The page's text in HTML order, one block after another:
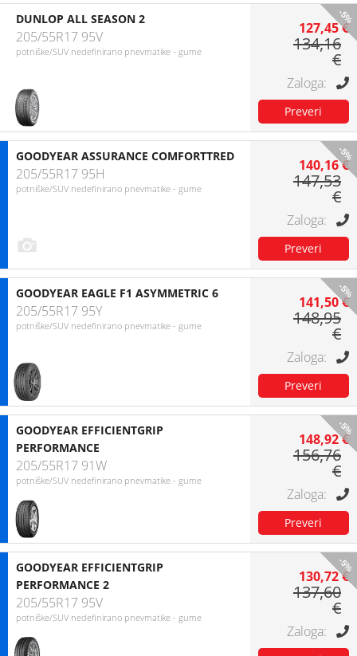
-5%
DUNLOP ALL SEASON 2
205/55R17 95V
potniške/SUV nedefinirano pnevmatike - gume
127,45 €
134,16
€
-5%
GOODYEAR ASSURANCE COMFORTTRED
205/55R17 95H
potniške/SUV nedefinirano pnevmatike - gume
140,16 €
147,53
€
-5%
GOODYEAR EAGLE F1 ASYMMETRIC 6
205/55R17 95Y
potniške/SUV nedefinirano pnevmatike - gume
141,50 €
148,95
€
-5%
GOODYEAR EFFICIENTGRIP
PERFORMANCE
205/55R17 91W
potniške/SUV nedefinirano pnevmatike - gume
148,92 €
156,76
€
-5%
GOODYEAR EFFICIENTGRIP
PERFORMANCE 2
205/55R17 95V
potniške/SUV nedefinirano pnevmatike - gume
130,72 €
137,60
€